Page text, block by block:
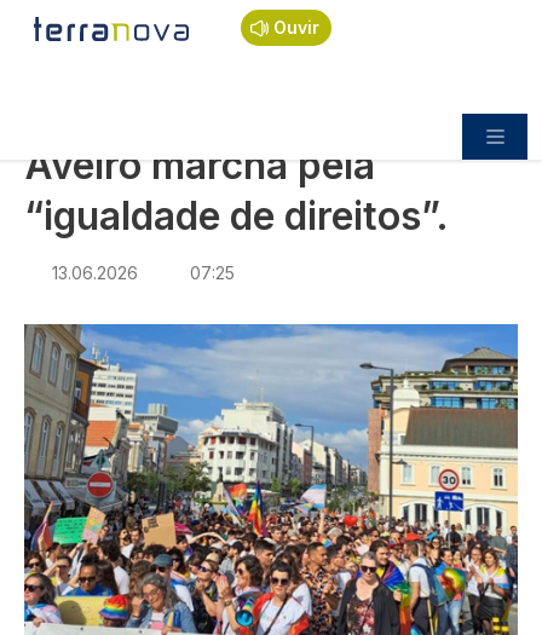
Passar para o conteúdo principal
Ouvir
Navegação estrutural
Início
Sociedade
Aveiro marcha pela “igualdade de direitos”.
Aveiro marcha pela
“igualdade de direitos”.
13.06.2026 07:25
Imagem